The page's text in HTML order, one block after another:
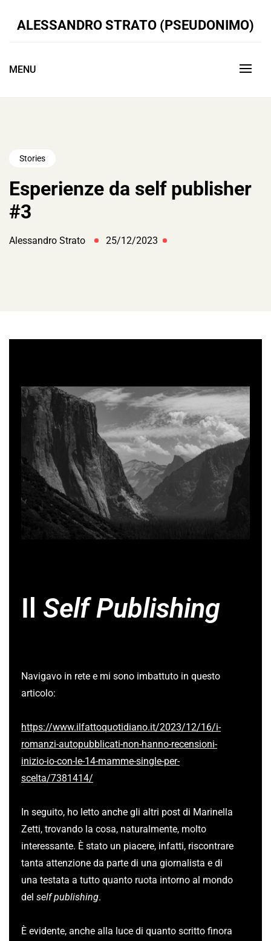
ALESSANDRO STRATO (PSEUDONIMO)
MENU
Stories
Esperienze da self publisher
#3
Alessandro Strato 25/12/2023
Il Self Publishing
Navigavo in rete e mi sono imbattuto in questo
articolo:
https://www.ilfattoquotidiano.it/2023/12/16/i-
romanzi-autopubblicati-non-hanno-recensioni-
inizio-io-con-le-14-mamme-single-per-
scelta/7381414/
In seguito, ho letto anche gli altri post di Marinella
Zetti, trovando la cosa, naturalmente, molto
interessante. È stato un piacere, infatti, riscontrare
tanta attenzione da parte di una giornalista e di
una testata a tutto quanto ruota intorno al mondo
del self publishing.
È evidente, anche alla luce di quanto scritto finora